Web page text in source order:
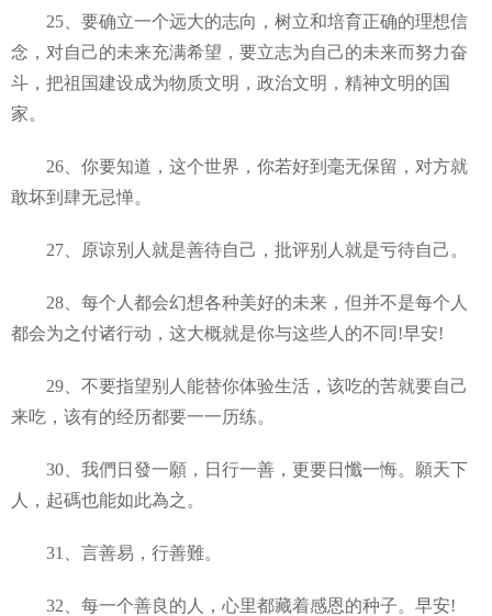
25、要确立一个远大的志向，树立和培育正确的理想信
念，对自己的未来充满希望，要立志为自己的未来而努力奋
斗，把祖国建设成为物质文明，政治文明，精神文明的国
家。
26、你要知道，这个世界，你若好到毫无保留，对方就
敢坏到肆无忌惮。
27、原谅别人就是善待自己，批评别人就是亏待自己。
28、每个人都会幻想各种美好的未来，但并不是每个人
都会为之付诸行动，这大概就是你与这些人的不同!早安!
29、不要指望别人能替你体验生活，该吃的苦就要自己
来吃，该有的经历都要一一历练。
30、我們日發一願，日行一善，更要日懺一悔。願天下
人，起碼也能如此為之。
31、言善易，行善難。
32、每一个善良的人，心里都藏着感恩的种子。早安!